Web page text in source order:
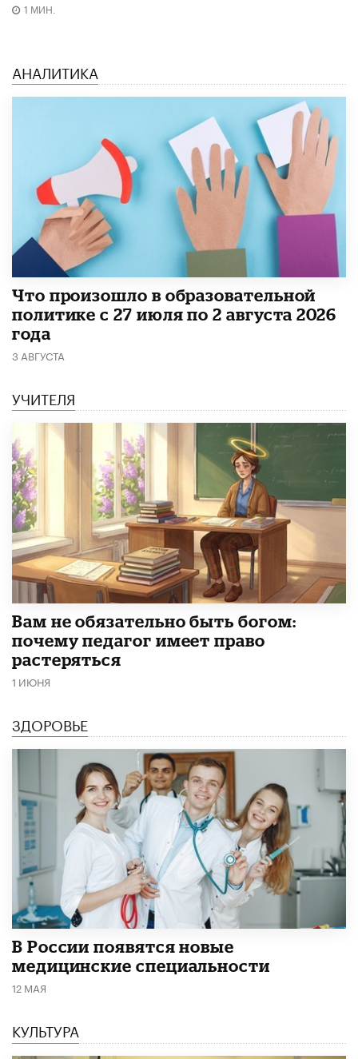
1 МИН.
АНАЛИТИКА
​Что произошло в образовательной
политике с 27 июля по 2 августа 2026
года
3 АВГУСТА
УЧИТЕЛЯ
​Вам не обязательно быть богом:
почему педагог имеет право
растеряться
1 ИЮНЯ
ЗДОРОВЬЕ
В России появятся новые
медицинские специальности
12 МАЯ
КУЛЬТУРА